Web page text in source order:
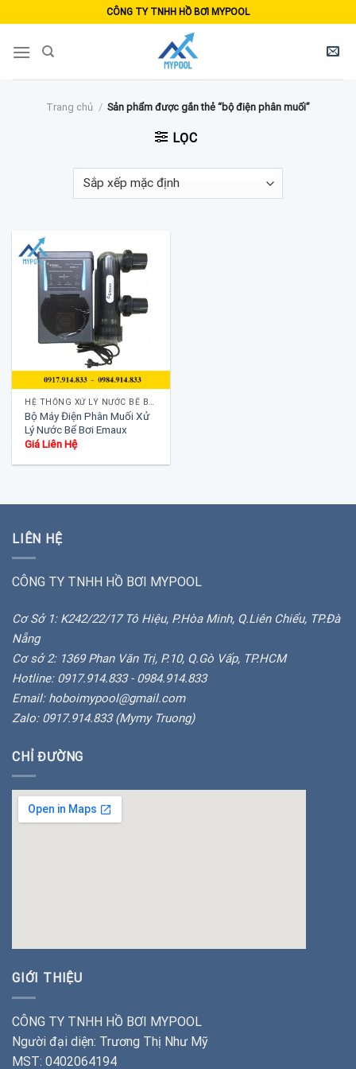
to
content
CÔNG TY TNHH HỒ BƠI MYPOOL
Trang chủ / Sản phẩm được gắn thẻ “bộ điện phân muối”
LỌC
Bộ Máy Điện Phân Muối Xử
Lý Nước Bể Bơi Emaux
Giá Liên Hệ
LIÊN HỆ
CÔNG TY TNHH HỒ BƠI MYPOOL
Cơ Sở 1: K242/22/17 Tô Hiệu, P.Hòa Minh, Q.Liên Chiểu, TP.Đà
Nẵng
Cơ sở 2: 1369 Phan Văn Trị, P.10, Q.Gò Vấp, TP.HCM
Hotline: 0917.914.833 - 0984.914.833
Email: hoboimypool@gmail.com
Zalo: 0917.914.833 (Mymy Truong)
CHỈ ĐƯỜNG
GIỚI THIỆU
CÔNG TY TNHH HỒ BƠI MYPOOL
Người đại diện: Trương Thị Như Mỹ
MST: 0402064194